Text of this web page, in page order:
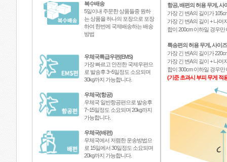
복수배송
5일이내 주문한 상품들중 원하
는 상품을 하나의 포장으로 포장
하여 한번에 국제배송하는 배송
방법
우체국특급우편(EMS)
가장 빠르고 안전한 국제우편으
로 발송후 3~5일정도 소요되며
30kg까지 가능합니다.
우체국(항공)
우체국 일반항공편으로 발송후
7~15일정도 소요되며 20kg까지
가능합니다.
우체국(배편)
우체국에서 저렴한 운송방법으
로 15일에서 30일정도 소요되며
20kg까지 가능합니다.
항공, 배편의 허용 무게, 사
가장 긴 변A의 길이가
가장 긴 변A의 길이 + 나머
합이 200cm 이하일 경우만
특송편의 허용 무게, 사이즈
가장 긴 변A의 길이가
가장 긴 변A의 길이 + 나머
합이 300cm 이하일 경우만
(기준 초과시 부피 무게 적